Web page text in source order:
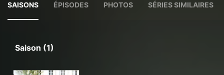
SAISONS ÉPISODES PHOTOS SÉRIES SIMILAIRES
Saison (1)